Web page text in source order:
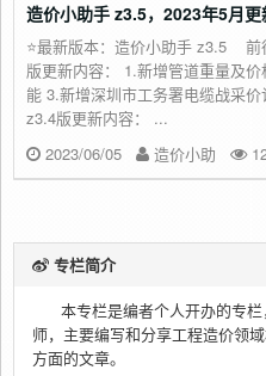
造价小助手 z3.5，2023年5月更
⭐最新版本：造价小助手 z3.5
版更新内容： 1.新增管道重量及
能 3.新增深圳市工务署电缆战采
z3.4版更新内容： ...
2023/06/05
造价小助
专栏简介
本专栏是编者个人开办的专栏
师，主要编写和分享工程造价领
方面的文章。